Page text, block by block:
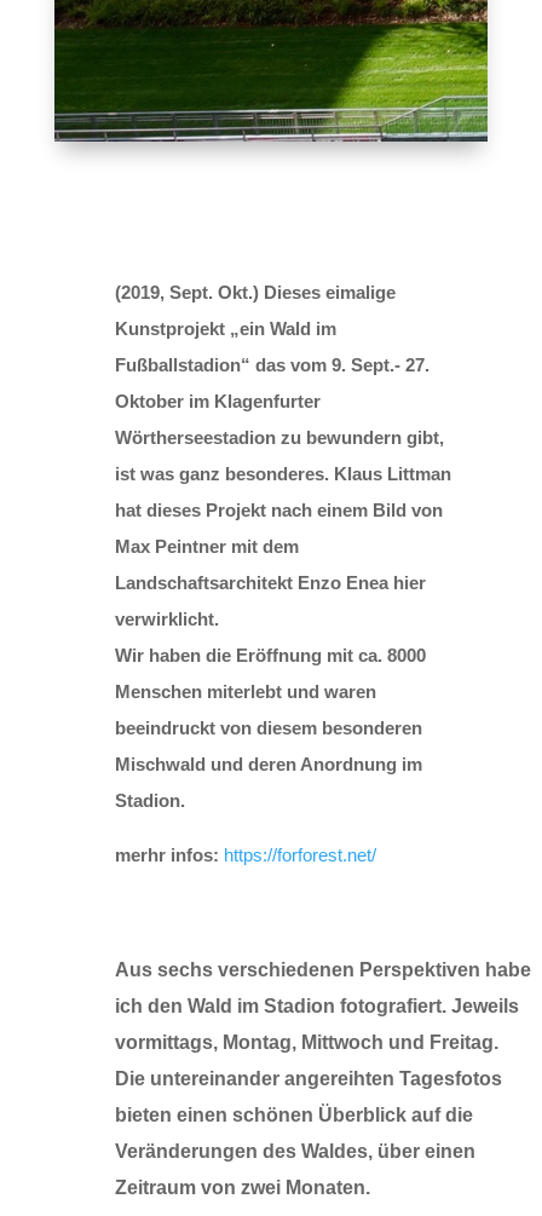
(2019, Sept. Okt.) Dieses eimalige
Kunstprojekt „ein Wald im
Fußballstadion“ das vom 9. Sept.- 27.
Oktober im Klagenfurter
Wörtherseestadion zu bewundern gibt,
ist was ganz besonderes. Klaus Littman
hat dieses Projekt nach einem Bild von
Max Peintner mit dem
Landschaftsarchitekt Enzo Enea hier
verwirklicht.
Wir haben die Eröffnung mit ca. 8000
Menschen miterlebt und waren
beeindruckt von diesem besonderen
Mischwald und deren Anordnung im
Stadion.
merhr infos: https://forforest.net/
Aus sechs verschiedenen Perspektiven habe
ich den Wald im Stadion fotografiert. Jeweils
vormittags, Montag, Mittwoch und Freitag.
Die untereinander angereihten Tagesfotos
bieten einen schönen Überblick auf die
Veränderungen des Waldes, über einen
Zeitraum von zwei Monaten.